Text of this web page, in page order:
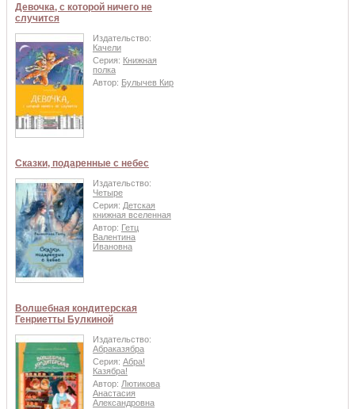
Девочка, с которой ничего не
случится
Издательство:
Качели
Серия: Книжная
полка
Автор: Булычев Кир
Сказки, подаренные с небес
Издательство:
Четыре
Серия: Детская
книжная вселенная
Автор: Гетц
Валентина
Ивановна
Волшебная кондитерская
Генриетты Булкиной
Издательство:
Абраказябра
Серия: Абра!
Казябра!
Автор: Лютикова
Анастасия
Александровна